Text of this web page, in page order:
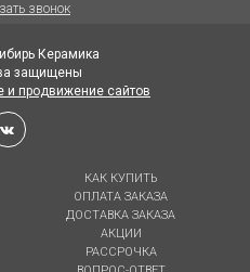
звонок
Керамика
защищены
и продвижение сайтов
КАК КУПИТЬ
ОПЛАТА ЗАКАЗА
ДОСТАВКА ЗАКАЗА
АКЦИИ
РАССРОЧКА